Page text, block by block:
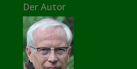
Der Autor